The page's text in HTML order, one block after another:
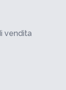
vendita